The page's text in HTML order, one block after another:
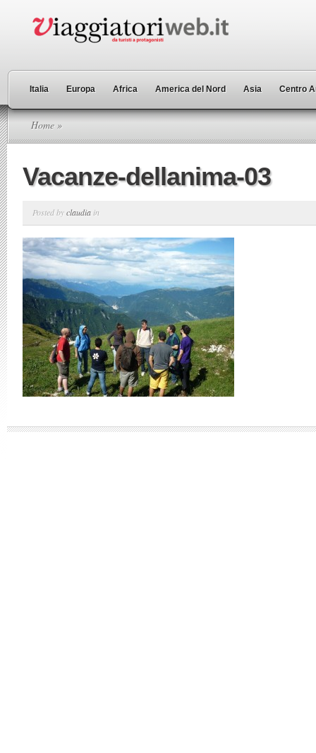
Italia Europa Africa America del Nord Asia Centro
Home »
Vacanze-dellanima-03
Posted byclaudia in